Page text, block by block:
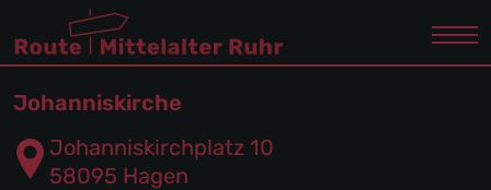
Johanniskirche
Johanniskirchplatz 10
58095 Hagen